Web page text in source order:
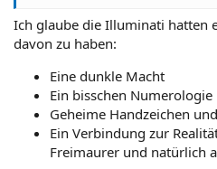
Ich glaube die Illuminati hatten
davon zu haben:
Eine dunkle Macht
Ein bisschen Numerologie
Geheime Handzeichen
Ein Verbindung zur
Freimaurer und natürlich